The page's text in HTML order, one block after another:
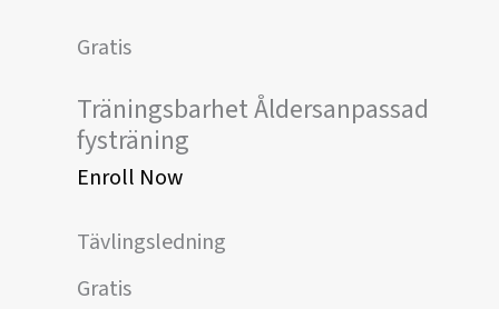
Gratis
Träningsbarhet Åldersanpassad
fysträning
Enroll Now
Tävlingsledning
Gratis